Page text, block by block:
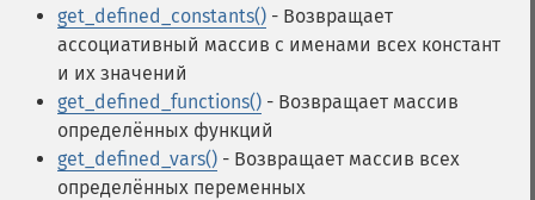
get_defined_constants() - Возвращает
ассоциативный массив с именами всех констант
и их значений
get_defined_functions() - Возвращает массив
определённых функций
get_defined_vars() - Возвращает массив всех
определённых переменных